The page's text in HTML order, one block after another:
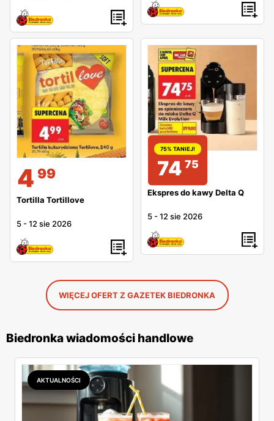
4 99
Tortilla Tortillove
5 -12 sie 2026
75% TANIEJ!
74 75
Ekspres do kawy Delta Q
5 -12 sie 2026
WIĘCEJ OFERT Z GAZETEK BIEDRONKA
Biedronka wiadomości handlowe
AKTUALNOŚCI